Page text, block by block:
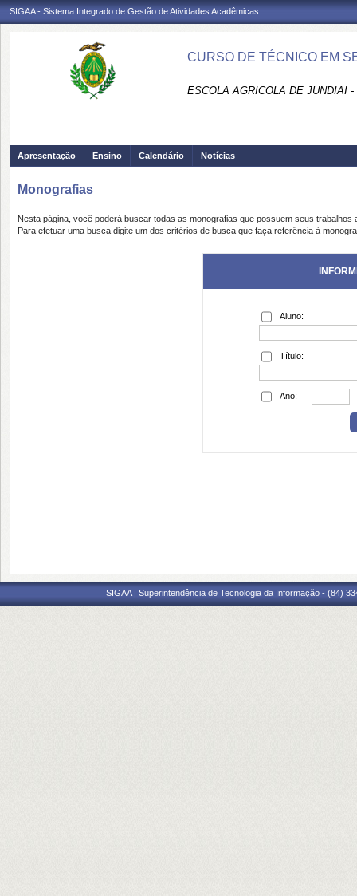
SIGAA - Sistema Integrado de Gestão de Atividades Acadêmicas
CURSO DE TÉCNICO EM
ESCOLA AGRICOLA DE JUNDIAI
Apresentação Ensino Calendário Notícias
Monografias
Nesta página, você poderá buscar todas as monografias que possuem seus trabalhos
Para efetuar uma busca digite um dos critérios de busca que faça referência à
Aluno:
Título:
Ano:
SIGAA | Superintendência de Tecnologia da Informação - (84)